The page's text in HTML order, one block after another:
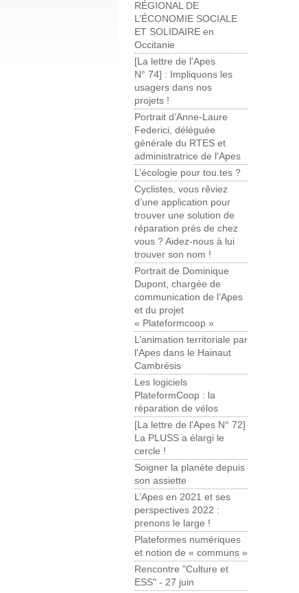
RÉGIONAL DE
L’ÉCONOMIE SOCIALE
ET SOLIDAIRE en
Occitanie
[La lettre de l'Apes
N° 74] : Impliquons les
usagers dans nos
projets !
Portrait d’Anne-Laure
Federici, déléguée
générale du RTES et
administratrice de l'Apes
L’écologie pour tou.tes ?
Cyclistes, vous rêviez
d’une application pour
trouver une solution de
réparation prés de chez
vous ? Aidez-nous à lui
trouver son nom !
Portrait de Dominique
Dupont, chargée de
communication de l’Apes
et du projet
« Plateformcoop »
L’animation territoriale par
l'Apes dans le Hainaut
Cambrésis
Les logiciels
PlateformCoop : la
réparation de vélos
[La lettre de l'Apes N° 72]
La PLUSS a élargi le
cercle !
Soigner la planète depuis
son assiette
L’Apes en 2021 et ses
perspectives 2022 :
prenons le large !
Plateformes numériques
et notion de « communs »
Rencontre "Culture et
ESS" - 27 juin